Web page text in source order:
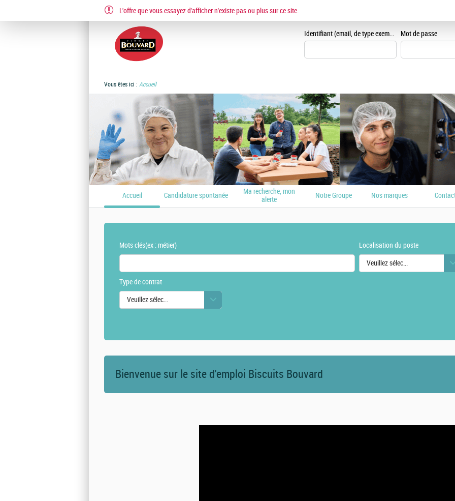
EN FR
Identifiant (email, de type exemple@exemple.fr) Mot de passe
Vous êtes ici : Accueil
Accueil Candidature spontanée
Ma recherche, mon
alerte
Notre Groupe Nos marques
Mots clés(ex : métier) Localisation du poste
Veuillez sélectionner une ou des
Type de contrat
Veuillez sélectionner une ou des valeurs
L'offre que vous essayez d'afficher n'existe pas ou plus sur ce site.
Bienvenue sur le site d'emploi Biscuits Bouvard